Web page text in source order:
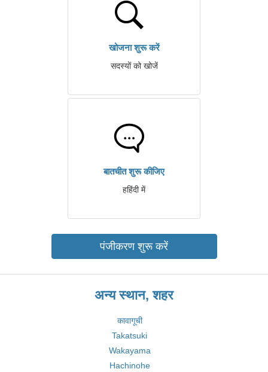
खोजना शुरू करें
सदस्यों को खोजें
बातचीत शुरू कीजिए
हहिंदी में
पंजीकरण शुरू करें
अन्य स्थान, शहर
कावागूची
Takatsuki
Wakayama
Hachinohe